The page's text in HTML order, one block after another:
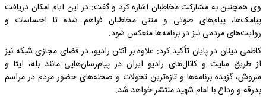
وی همچنین به مشارکت مخاطبان اشاره کرد و گفت: در این ایام امکان دریافت
پیامک‌ها، پیام‌های صوتی و متنی مخاطبان فراهم شده تا احساسات و
روایت‌های مردمی نیز در برنامه‌ها منعکس شود.
کاظمی دینان در پایان تأکید کرد: علاوه بر آنتن رادیو، در فضای مجازی شبکه نیز
از طریق سایت و کانال‌های رادیو ایران در پیام‌رسان‌هایی مانند بله، ایتا و
سروش، گزیده برنامه‌ها و تازه‌ترین تحولات و صحنه‌های حضور مردم در مراسم
بدرقه و وداع با امام شهید منتشر خواهد شد.